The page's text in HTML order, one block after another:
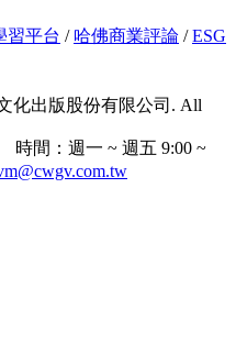
習平台 / 哈佛商業評論 /ESG
化出版股份有限公司. All
時間：週一 ~ 週五 9:00 ~